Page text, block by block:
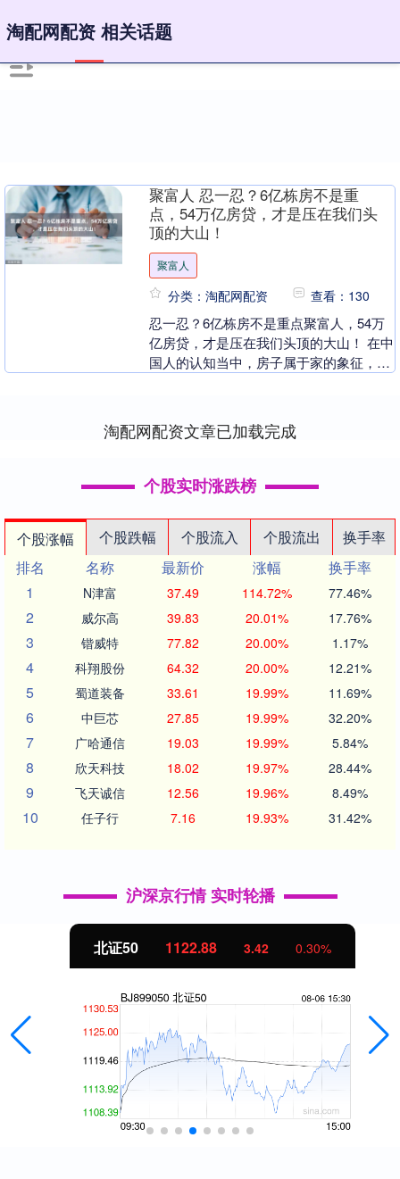
淘配网配资 相关话题
聚富人 忍一忍？6亿栋房不是重
点，54万亿房贷，才是压在我们头
顶的大山！
聚富人
分类：淘配网配资 查看：130
忍一忍？6亿栋房不是重点聚富人，54万
亿房贷，才是压在我们头顶的大山！ 在中
国人的认知当中，房子属于家的象征，很
淘配网配资文章已加载完成
个股实时涨跌榜
个股涨幅 个股跌幅 个股流入 个股流出
换手率
排名
名称 最新价 涨幅
换手率
1
N津富 37.49 114.72% 77.46%
2 威尔高 39.83 20.01% 17.76%
3 锴威特 77.82 20.00% 1.17%
4 科翔股份 64.32 20.00% 12.21%
5 蜀道装备 33.61 19.99% 11.69%
6 中巨芯 27.85 19.99% 32.20%
7 广哈通信 19.03 19.99% 5.84%
8 欣天科技 18.02 19.97% 28.44%
9 飞天诚信 12.56 19.96% 8.49%
10 任子行 7.16 19.93% 31.42%
沪深京行情 实时轮播
北证50 1122.88 3.42 0.30%